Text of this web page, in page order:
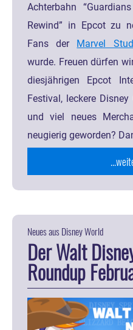
Achterbahn
Rewind” in Epcot zu
Fans der Marvel
wurde. Freuen dürfen
diesjährigen Epcot
Festival, leckere
und viel neues
neugierig geworden?
Neues aus Disney World
Der Walt
Roundup